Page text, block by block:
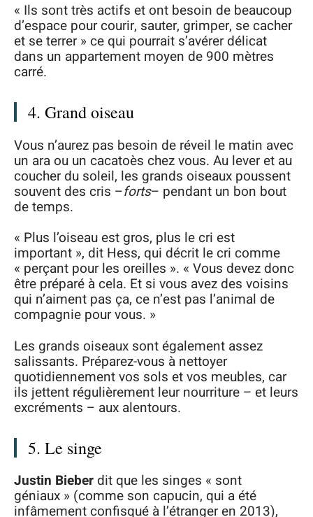
« Ils sont très actifs et ont besoin de beaucoup
d’espace pour courir, sauter, grimper, se cacher
et se terrer » ce qui pourrait s’avérer délicat
dans un appartement moyen de 900 mètres
carré.
4. Grand oiseau
Vous n’aurez pas besoin de réveil le matin avec
un ara ou un cacatoès chez vous. Au lever et au
coucher du soleil, les grands oiseaux poussent
souvent des cris –forts– pendant un bon bout
de temps.
« Plus l’oiseau est gros, plus le cri est
important », dit Hess, qui décrit le cri comme
« perçant pour les oreilles ». « Vous devez donc
être préparé à cela. Et si vous avez des voisins
qui n’aiment pas ça, ce n’est pas l’animal de
compagnie pour vous. »
Les grands oiseaux sont également assez
salissants. Préparez-vous à nettoyer
quotidiennement vos sols et vos meubles, car
ils jettent régulièrement leur nourriture – et leurs
excréments – aux alentours.
5. Le singe
Justin Bieber dit que les singes « sont
géniaux » (comme son capucin, qui a été
infâmement confisqué à l’étranger en 2013),